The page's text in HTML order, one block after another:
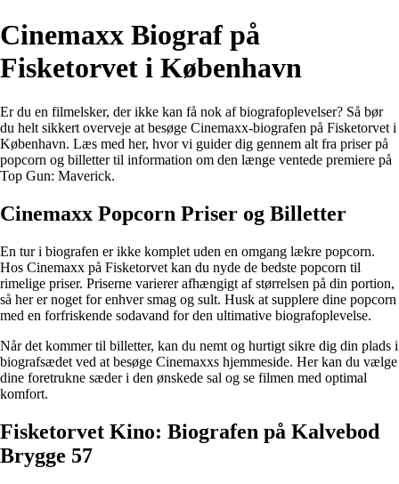
Cinemaxx Biograf på
Fisketorvet i København
Er du en filmelsker, der ikke kan få nok af biografoplevelser? Så bør
du helt sikkert overveje at besøge Cinemaxx-biografen på Fisketorvet i
København. Læs med her, hvor vi guider dig gennem alt fra priser på
popcorn og billetter til information om den længe ventede premiere på
Top Gun: Maverick.
Cinemaxx Popcorn Priser og Billetter
En tur i biografen er ikke komplet uden en omgang lækre popcorn.
Hos Cinemaxx på Fisketorvet kan du nyde de bedste popcorn til
rimelige priser. Priserne varierer afhængigt af størrelsen på din portion,
så her er noget for enhver smag og sult. Husk at supplere dine popcorn
med en forfriskende sodavand for den ultimative biografoplevelse.
Når det kommer til billetter, kan du nemt og hurtigt sikre dig din plads i
biografsædet ved at besøge Cinemaxxs hjemmeside. Her kan du vælge
dine foretrukne sæder i den ønskede sal og se filmen med optimal
komfort.
Fisketorvet Kino: Biografen på Kalvebod
Brygge 57